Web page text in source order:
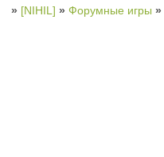
» [NIHIL] » Форумные игры »